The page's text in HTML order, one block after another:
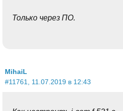
Только через ПО.
MihaiL
#11761, 11.07.2019 в 12:43